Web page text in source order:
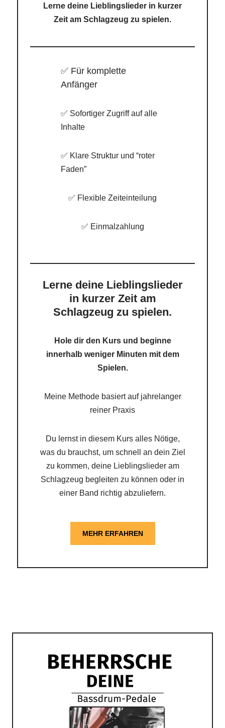
Lerne deine Lieblingslieder in kurzer
Zeit am Schlagzeug zu spielen.
✅ Für komplette
Anfänger
✅ Sofortiger Zugriff auf alle
Inhalte
✅ Klare Struktur und “roter
Faden”
✅ Flexible Zeiteinteilung
✅ Einmalzahlung
Lerne deine Lieblingslieder
in kurzer Zeit am
Schlagzeug zu spielen.
Hole dir den Kurs und beginne
innerhalb weniger Minuten mit dem
Spielen.
Meine Methode basiert auf jahrelanger
reiner Praxis
Du lernst in diesem Kurs alles Nötige,
was du brauchst, um schnell an dein Ziel
zu kommen, deine Lieblingslieder am
Schlagzeug begleiten zu können oder in
einer Band richtig abzuliefern.
MEHR ERFAHREN